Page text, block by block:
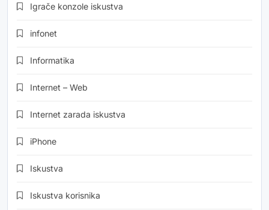
Igrače konzole iskustva
infonet
Informatika
Internet – Web
Internet zarada iskustva
iPhone
Iskustva
Iskustva korisnika